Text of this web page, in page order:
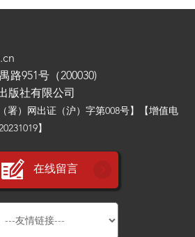
路951号（200030)
版社有限公司
署）网出证（沪）字第008号】【增值电
】
在线留言